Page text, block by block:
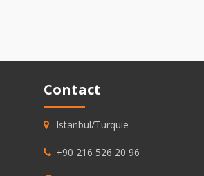
Contact
Istanbul/Turquie
+90 216 526 20 96